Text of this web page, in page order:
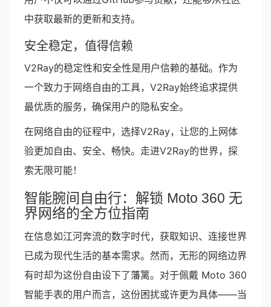
中获取最新的更新和支持。
安全稳定，值得信赖
V2Ray的稳定性和安全性是用户信赖的基础。作为
一个致力于网络自由的工具，V2Ray始终追求提供
最优质的服务，确保用户的隐私安全。
在网络自由的征程中，选择V2Ray，让您的上网体
验更加自由、安全、畅快。走进V2Ray的世界，探
索无限可能！
智能腕间自由行：解锁 Moto 360 无
界网络的全方位指南
在信息如江河奔流的数字时代，获取知识、连接世界
已成为现代生活的基本需求。然而，无形的网络边界
有时却为这份自由设下了藩篱。对于佩戴 Moto 360
智能手表的用户而言，这份困扰或许更为具体——当